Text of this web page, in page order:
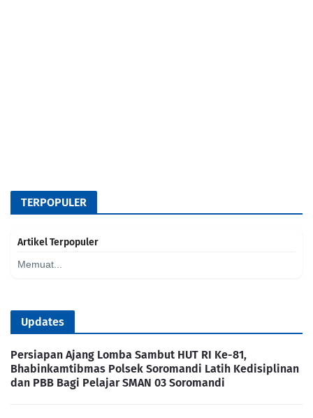
TERPOPULER
Artikel Terpopuler
Memuat...
Updates
Persiapan Ajang Lomba Sambut HUT RI Ke-81,
Bhabinkamtibmas Polsek Soromandi Latih Kedisiplinan
dan PBB Bagi Pelajar SMAN 03 Soromandi